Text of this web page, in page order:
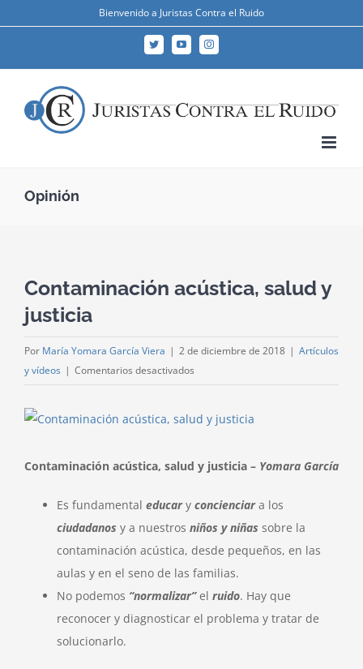
Bienvenido a Juristas Contra el Ruido
TwitterYouTubeInstagram
Opinión
Contaminación acústica, salud y
justicia
Por María Yomara García Viera | 2 de diciembre de 2018 | Artículos
y vídeos | Comentarios desactivados
salud
justicia
Ver
más
Contaminación acústica, salud y justicia – Yomara García
Es fundamental educar y concienciar a los
ciudadanos y a nuestros niños y niñas sobre la
contaminación acústica, desde pequeños, en las
aulas y en el seno de las familias.
No podemos “normalizar” el ruido. Hay que
reconocer y diagnosticar el problema y tratar de
solucionarlo.